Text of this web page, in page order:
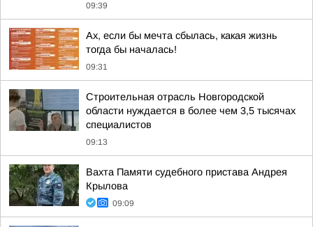
09:39
Ах, если бы мечта сбылась, какая жизнь
тогда бы началась!
09:31
Строительная отрасль Новгородской
области нуждается в более чем 3,5 тысячах
специалистов
09:13
Вахта Памяти судебного пристава Андрея
Крылова
09:09